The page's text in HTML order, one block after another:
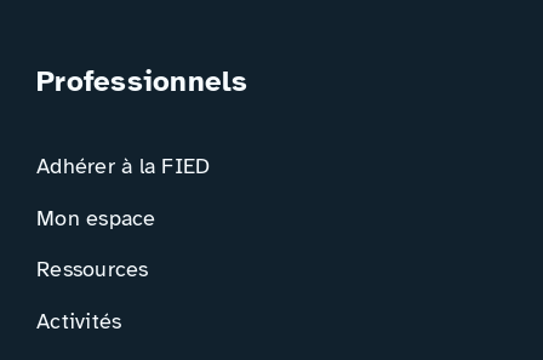
Professionnels
Adhérer à la FIED
Mon espace
Ressources
Activités